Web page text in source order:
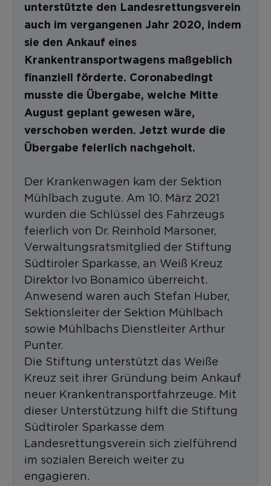
unterstützte den Landesrettungsverein
auch im vergangenen Jahr 2020, indem
sie den Ankauf eines
Krankentransportwagens maßgeblich
finanziell förderte. Coronabedingt
musste die Übergabe, welche Mitte
August geplant gewesen wäre,
verschoben werden. Jetzt wurde die
Übergabe feierlich nachgeholt.
Der Krankenwagen kam der Sektion
Mühlbach zugute. Am 10. März 2021
wurden die Schlüssel des Fahrzeugs
feierlich von Dr. Reinhold Marsoner,
Verwaltungsratsmitglied der Stiftung
Südtiroler Sparkasse, an Weiß Kreuz
Direktor Ivo Bonamico überreicht.
Anwesend waren auch Stefan Huber,
Sektionsleiter der Sektion Mühlbach
sowie Mühlbachs Dienstleiter Arthur
Punter.
Die Stiftung unterstützt das Weiße
Kreuz seit ihrer Gründung beim Ankauf
neuer Krankentransportfahrzeuge. Mit
dieser Unterstützung hilft die Stiftung
Südtiroler Sparkasse dem
Landesrettungsverein sich zielführend
im sozialen Bereich weiter zu
engagieren.